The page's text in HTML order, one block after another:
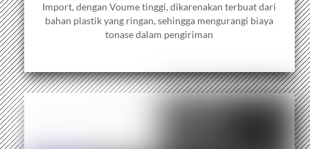
Import, dengan Voume tinggi, dikarenakan terbuat dari
bahan plastik yang ringan, sehingga mengurangi biaya
tonase dalam pengiriman